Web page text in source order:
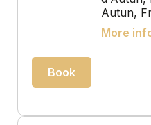
Autun,
More
Book